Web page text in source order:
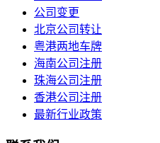
公司变更
北京公司转让
粤港两地车牌
海南公司注册
珠海公司注册
香港公司注册
最新行业政策